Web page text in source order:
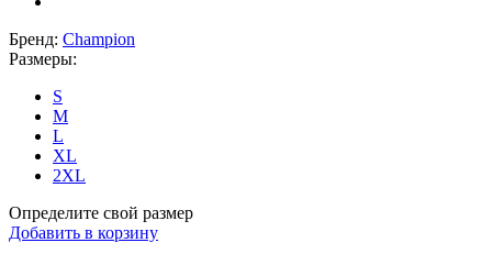
Бренд: Champion
Размеры:
S
M
L
XL
2XL
Определите свой размер
Добавить в корзину